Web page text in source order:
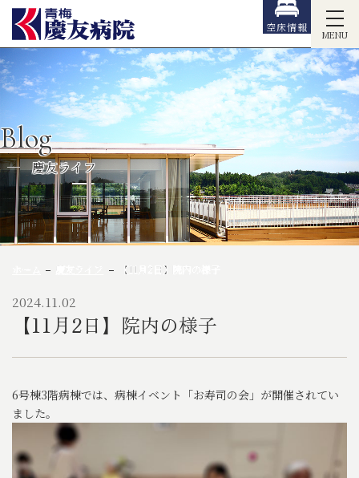
MENU
空床情報
Blog
慶友ライフ
【11月2日】院内の様子
2024.11.02
【11月2日】院内の様子
6号棟3階病棟では、病棟イベント「お寿司の会」が開催されてい
ました。